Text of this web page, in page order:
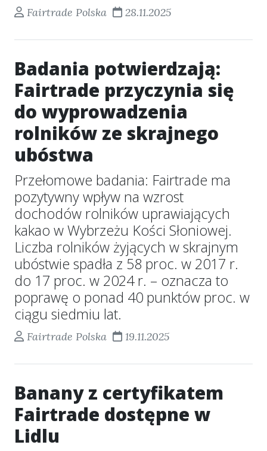
Fairtrade Polska 28.11.2025
Badania potwierdzają:
Fairtrade przyczynia się
do wyprowadzenia
rolników ze skrajnego
ubóstwa
Przełomowe badania: Fairtrade ma
pozytywny wpływ na wzrost
dochodów rolników uprawiających
kakao w Wybrzeżu Kości Słoniowej.
Liczba rolników żyjących w skrajnym
ubóstwie spadła z 58 proc. w 2017 r.
do 17 proc. w 2024 r. – oznacza to
poprawę o ponad 40 punktów proc. w
ciągu siedmiu lat.
Fairtrade Polska 19.11.2025
Banany z certyfikatem
Fairtrade dostępne w
Lidlu